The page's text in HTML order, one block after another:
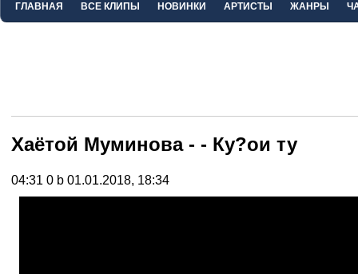
ГЛАВНАЯ ВСЕ КЛИПЫ НОВИНКИ АРТИСТЫ ЖАНРЫ
Хаётой Муминова - - Ку?ои ту
04:31 0 b 01.01.2018, 18:34